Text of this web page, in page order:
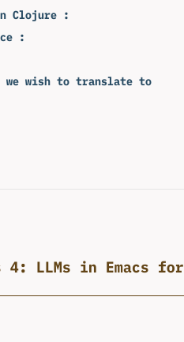
Clojure :
:
wish to translate to
LLMs in Emacs for